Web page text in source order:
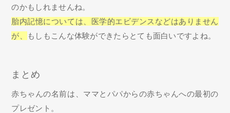
のかもしれませんね。
胎内記憶については、医学的エビデンスなどはありません
が、
もしもこんな体験ができたらとても面白いですよね。
まとめ
赤ちゃんの名前は、ママとパパからの赤ちゃんへの最初の
プレゼント。